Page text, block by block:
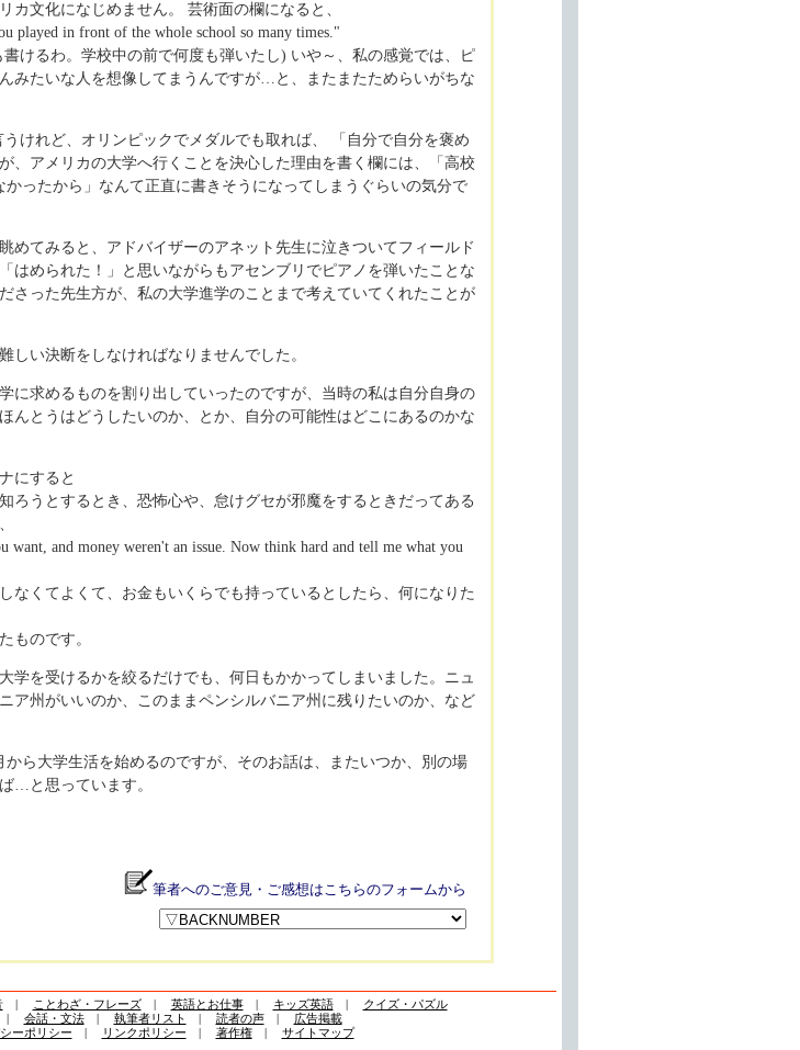
カ文化になじめません。 芸術面の欄になると、
played in front of the whole school so many times."
けるわ。学校中の前で何度も弾いたし) いや～、私の感覚では、ピ
みたいな人を想像してまうんですが…と、またまたためらいがちな
うけれど、オリンピックでメダルでも取れば、 「自分で自分を褒め
、アメリカの大学へ行くことを決心した理由を書く欄には、「高校
ったから」なんて正直に書きそうになってしまうぐらいの気分で
めてみると、アドバイザーのアネット先生に泣きついてフィールド
はめられた！」と思いながらもアセンブリでピアノを弾いたことな
さった先生方が、私の大学進学のことまで考えていてくれたことが
しい決断をしなければなりませんでした。
に求めるものを割り出していったのですが、当時の私は自分自身の
んとうはどうしたいのか、とか、自分の可能性はどこにあるのかな
にすると
ろうとするとき、恐怖心や、怠けグセが邪魔をするときだってある
want, and money weren't an issue. Now think hard and tell me what you
なくてよくて、お金もいくらでも持っているとしたら、何になりた
ものです。
学を受けるかを絞るだけでも、何日もかかってしまいました。ニュ
ア州がいいのか、このままペンシルバニア州に残りたいのか、など
から大学生活を始めるのですが、そのお話は、またいつか、別の場
…と思っています。
筆者へのご意見・ご感想はこちらのフォームから
| ことわざ・フレーズ| 英語とお仕事| キッズ英語|
クイズ・パズル
| 会話・文法| 執筆者リスト | 読者の声|
広告掲載
ーポリシー | リンクポリシー | 著作権| サイトマップ